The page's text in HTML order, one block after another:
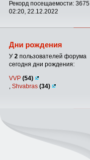
Рекорд посещаемости: 3675
02:20, 22.12.2022
Дни рождения
У 2 пользователей форума
сегодня дни рождения:
VVP (54)
Shvabras (34)